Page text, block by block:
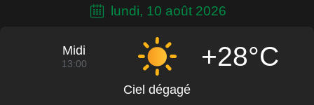
lundi, 10 août 2026
Midi
13:00 +28°C
Ciel dégagé